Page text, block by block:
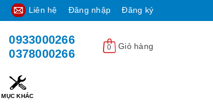
Liên hệ Đăng nhập Đăng ký
0933000266
0378000266
0 Giỏ hàng
MỤC KHÁC